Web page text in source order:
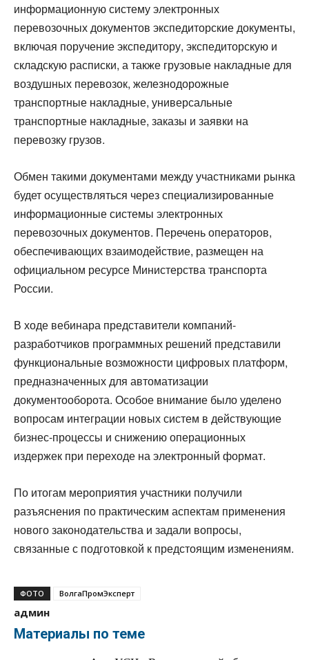
информационную систему электронных
перевозочных документов экспедиторские документы,
включая поручение экспедитору, экспедиторскую и
складскую расписки, а также грузовые накладные для
воздушных перевозок, железнодорожные
транспортные накладные, универсальные
транспортные накладные, заказы и заявки на
перевозку грузов.
Обмен такими документами между участниками рынка
будет осуществляться через специализированные
информационные системы электронных
перевозочных документов. Перечень операторов,
обеспечивающих взаимодействие, размещен на
официальном ресурсе Министерства транспорта
России.
В ходе вебинара представители компаний-
разработчиков программных решений представили
функциональные возможности цифровых платформ,
предназначенных для автоматизации
документооборота. Особое внимание было уделено
вопросам интеграции новых систем в действующие
бизнес-процессы и снижению операционных
издержек при переходе на электронный формат.
По итогам мероприятия участники получили
разъяснения по практическим аспектам применения
нового законодательства и задали вопросы,
связанные с подготовкой к предстоящим изменениям.
ФОТО ВолгаПромЭксперт
админ
Материалы по теме